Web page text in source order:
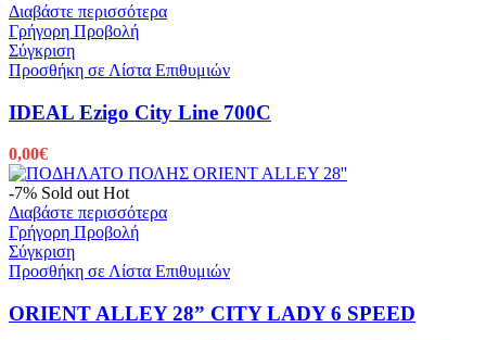
Διαβάστε περισσότερα
Γρήγορη Προβολή
Σύγκριση
Προσθήκη σε Λίστα Επιθυμιών
IDEAL Ezigo City Line 700C
0,00€
-7% Sold out Hot
Διαβάστε περισσότερα
Γρήγορη Προβολή
Σύγκριση
Προσθήκη σε Λίστα Επιθυμιών
ORIENT ALLEY 28” CITY LADY 6 SPEED